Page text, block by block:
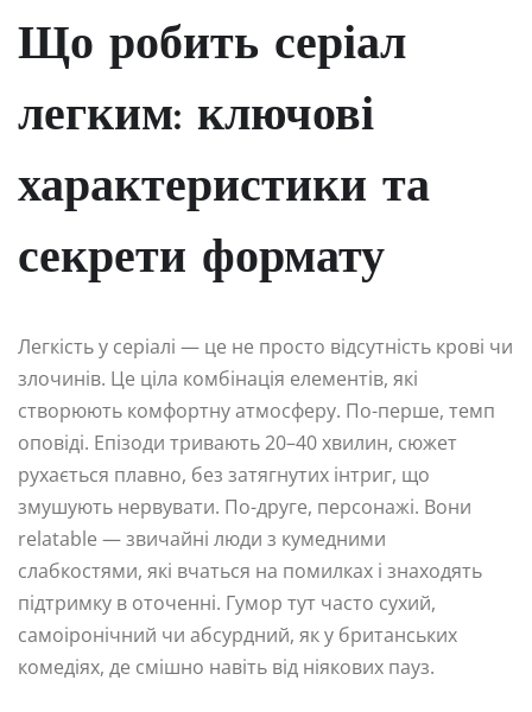
Що робить серіал
легким: ключові
характеристики та
секрети формату
Легкість у серіалі — це не просто відсутність крові чи
злочинів. Це ціла комбінація елементів, які
створюють комфортну атмосферу. По-перше, темп
оповіді. Епізоди тривають 20–40 хвилин, сюжет
рухається плавно, без затягнутих інтриг, що
змушують нервувати. По-друге, персонажі. Вони
relatable — звичайні люди з кумедними
слабкостями, які вчаться на помилках і знаходять
підтримку в оточенні. Гумор тут часто сухий,
самоіронічний чи абсурдний, як у британських
комедіях, де смішно навіть від ніякових пауз.